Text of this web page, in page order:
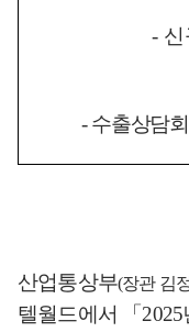
-
-수출상담회
산업통상부(장관 김
텔월드에서
「2025